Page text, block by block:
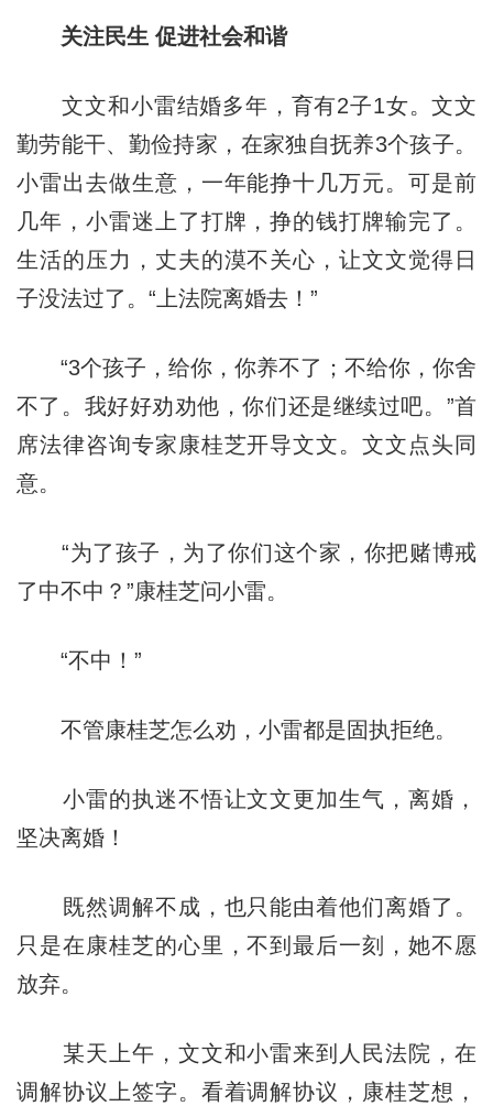
关注民生 促进社会和谐
文文和小雷结婚多年，育有2子1女。文文
勤劳能干、勤俭持家，在家独自抚养3个孩子。
小雷出去做生意，一年能挣十几万元。可是前
几年，小雷迷上了打牌，挣的钱打牌输完了。
生活的压力，丈夫的漠不关心，让文文觉得日
子没法过了。“上法院离婚去！”
“3个孩子，给你，你养不了；不给你，你舍
不了。我好好劝劝他，你们还是继续过吧。”首
席法律咨询专家康桂芝开导文文。文文点头同
意。
“为了孩子，为了你们这个家，你把赌博戒
了中不中？”康桂芝问小雷。
“不中！”
不管康桂芝怎么劝，小雷都是固执拒绝。
小雷的执迷不悟让文文更加生气，离婚，
坚决离婚！
既然调解不成，也只能由着他们离婚了。
只是在康桂芝的心里，不到最后一刻，她不愿
放弃。
某天上午，文文和小雷来到人民法院，在
调解协议上签字。看着调解协议，康桂芝想，